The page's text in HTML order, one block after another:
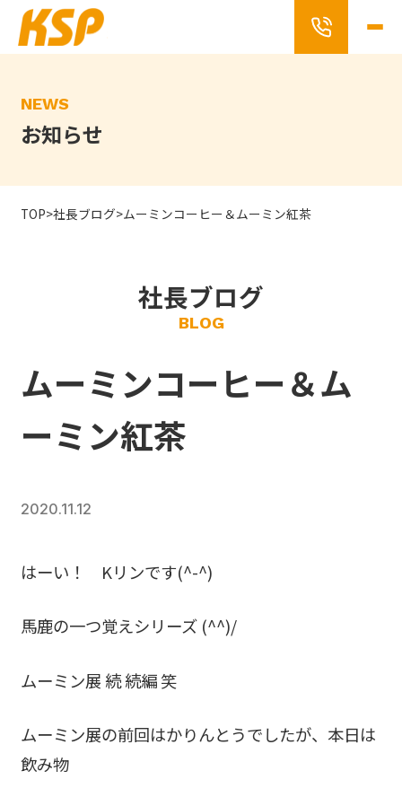
Skip
the
content
NEWS
お知らせ
TOP>社長ブログ>ムーミンコーヒー＆ムーミン紅茶
社長ブログ
BLOG
ムーミンコーヒー＆ム
ーミン紅茶
2020.11.12
はーい！ Kリンです(^-^)
馬鹿の一つ覚えシリーズ (^^)/
ムーミン展 続 続編 笑
ムーミン展の前回はかりんとうでしたが、本日は
飲み物